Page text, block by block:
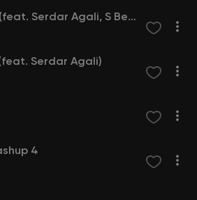
Täze ýylda (feat. Serdar Agali, S Beater)
Serdar Agali)
4